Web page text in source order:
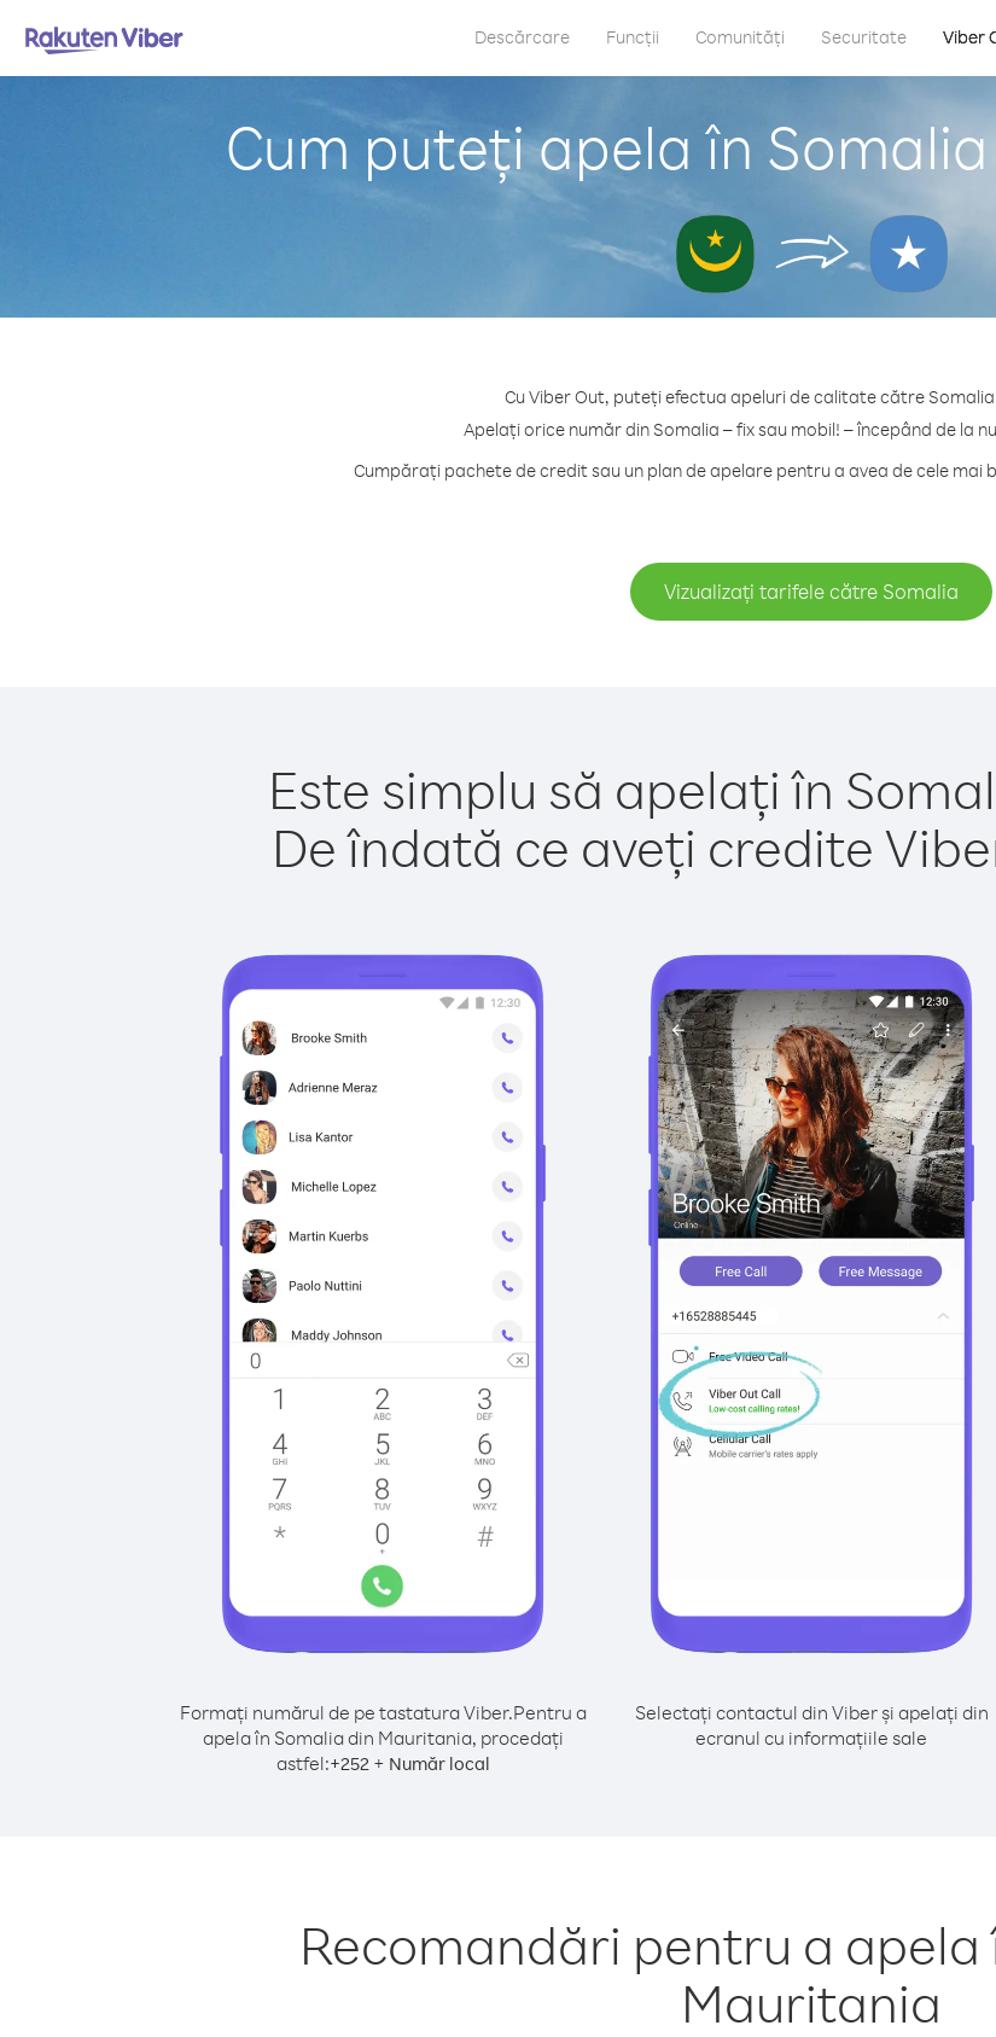
Descărcare Funcții Comunități Securitate Viber
Cum puteți apela în
Cu Viber Out, puteți efectua apeluri de calitate către
Apelați orice număr din Somalia – fix sau mobil! – începând de la
Cumpărați pachete de credit sau un plan de apelare pentru a avea de cele mai
Vizualizați tarifele către Somalia
Este simplu să apelați în
De îndată ce aveți credite
Formați numărul de pe tastatura Viber.Pentru a
apela în Somalia din Mauritania, procedați
astfel:+252+ Număr local
Selectați contactul din Viber și apelați din
ecranul cu informațiile sale
Recomandări pentru a apela
Mauritania